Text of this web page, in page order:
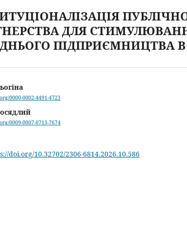
ДЛЯ
ПІДПРИЄМНИЦТВА В
0000-0002-4491-4723
0009-0007-0713-7674
doi.org/10.32702/2306-6814.2026.10.586